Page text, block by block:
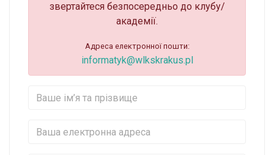
звертайтеся безпосередньо до клубу/
академії.
Адреса електронної пошти:
informatyk@wlkskrakus.pl